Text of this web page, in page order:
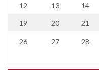
12 13 14
19 20 21
26 27 28